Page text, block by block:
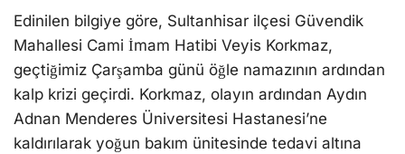
Edinilen bilgiye göre, Sultanhisar ilçesi Güvendik
Mahallesi Cami İmam Hatibi Veyis Korkmaz,
geçtiğimiz Çarşamba günü öğle namazının ardından
kalp krizi geçirdi. Korkmaz, olayın ardından Aydın
Adnan Menderes Üniversitesi Hastanesi’ne
kaldırılarak yoğun bakım ünitesinde tedavi altına